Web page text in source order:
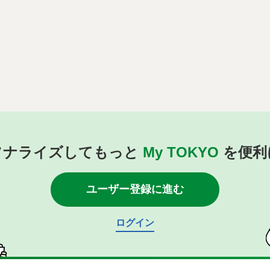
ライズしてもっと My TOKYO を便
ユーザー登録に進む
ログイン